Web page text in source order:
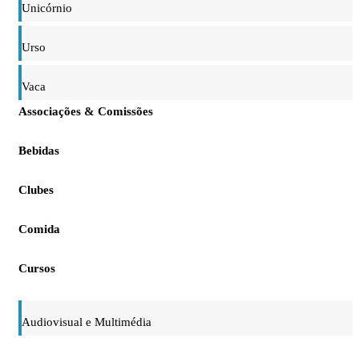
Unicórnio
Urso
Vaca
Associações & Comissões
Bebidas
Clubes
Comida
Cursos
Audiovisual e Multimédia